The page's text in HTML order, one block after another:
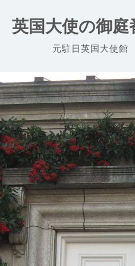
英国大使の御庭
元駐日英国大使館